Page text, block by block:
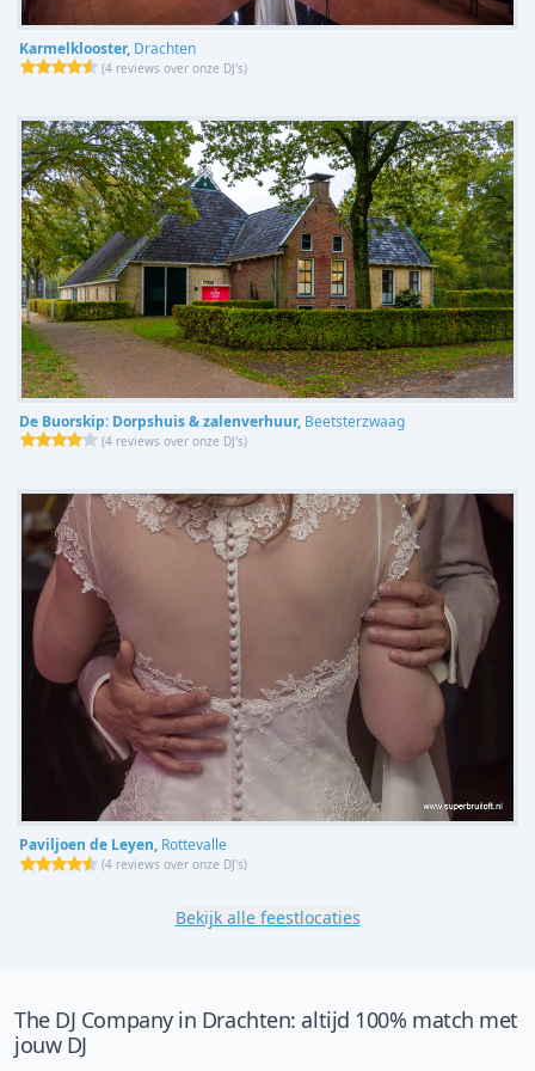
Karmelklooster, Drachten
(4 reviews over onze DJ's)
De Buorskip: Dorpshuis & zalenverhuur, Beetsterzwaag
(4 reviews over onze DJ's)
Paviljoen de Leyen, Rottevalle
(4 reviews over onze DJ's)
Bekijk alle feestlocaties
The DJ Company in Drachten: altijd 100% match met
jouw DJ